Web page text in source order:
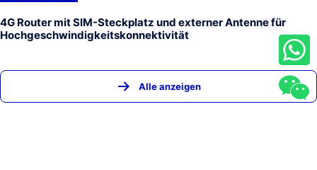
4G Router mit SIM-Steckplatz und externer Antenne für
Hochgeschwindigkeitskonnektivität
Alle anzeigen